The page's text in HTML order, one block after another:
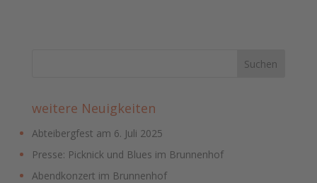
weitere Neuigkeiten
Abteibergfest am 6. Juli 2025
Presse: Picknick und Blues im Brunnenhof
Abendkonzert im Brunnenhof